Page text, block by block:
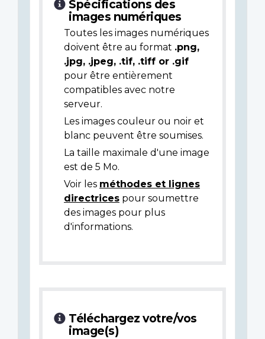
Spécifications des
images numériques
Toutes les images numériques
doivent être au format .png,
.jpg, .jpeg, .tif, .tiff or .gif
pour être entièrement
compatibles avec notre
serveur.
Les images couleur ou noir et
blanc peuvent être soumises.
La taille maximale d'une image
est de 5 Mo.
Voir les méthodes et lignes
directrices pour soumettre
des images pour plus
d'informations.
Téléchargez votre/vos
image(s)